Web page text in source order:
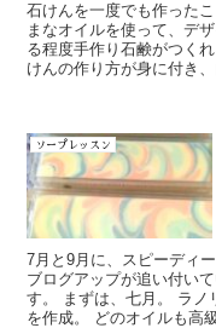
石けんを一度でも作った
まなオイルを使って、デ
る程度手作り石鹸がつく
けんの作り方が身に付き
ソープレッスン
7月と9月に、スピーディ
ブログアップが追い付い
す。 まずは、七月。 ラノ
を作成。 どのオイルも高